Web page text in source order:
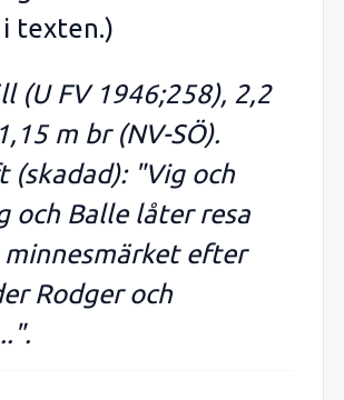
texten.)
(U FV 1946;258), 2,2
m br (NV-SÖ).
(skadad): "Vig och
och Balle låter resa
minnesmärket efter
Rodger och